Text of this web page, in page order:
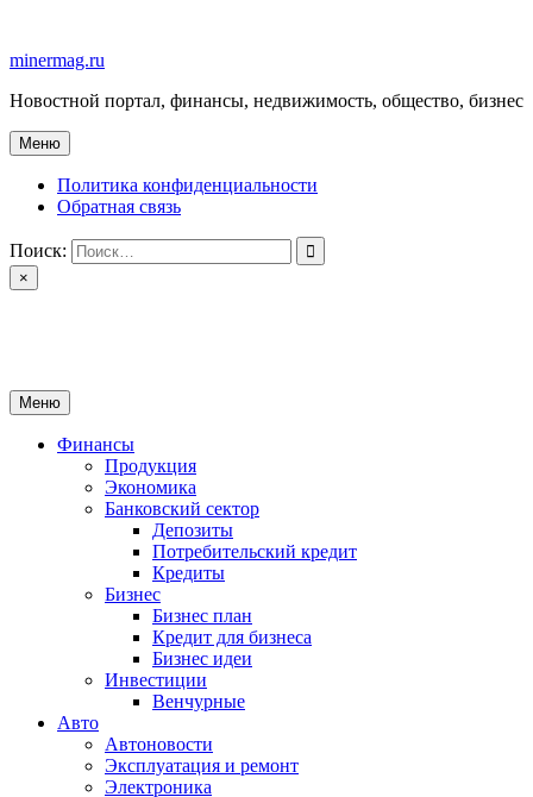
содержимому
minermag.ru
Новостной портал, финансы, недвижимость, общество, бизнес
Меню
Политика конфиденциальности
Обратная связь
Поиск:
×
Меню
Финансы
Продукция
Экономика
Банковский сектор
Депозиты
Потребительский кредит
Кредиты
Бизнес
Бизнес план
Кредит для бизнеса
Бизнес идеи
Инвестиции
Венчурные
Авто
Автоновости
Эксплуатация и ремонт
Электроника